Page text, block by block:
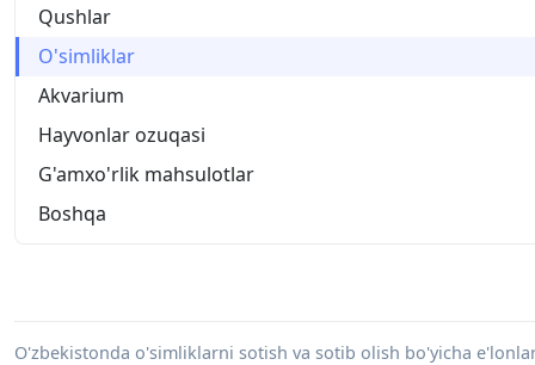
Qushlar
O'simliklar
Akvarium
Hayvonlar ozuqasi
G'amxo'rlik mahsulotlar
Boshqa
O'zbekistonda o'simliklarni sotish va sotib olish bo'yicha